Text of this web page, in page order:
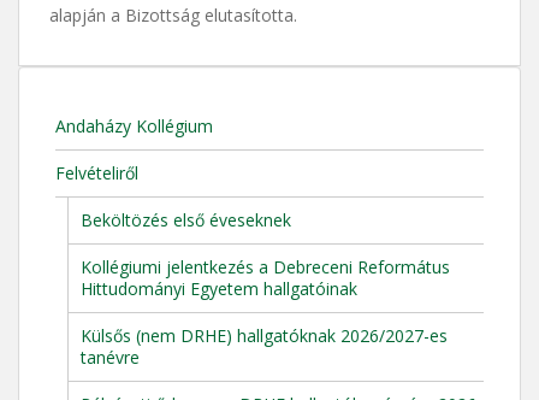
alapján a Bizottság elutasította.
Andaházy Kollégium
Felvételiről
Beköltözés első éveseknek
Kollégiumi jelentkezés a Debreceni Református
Hittudományi Egyetem hallgatóinak
Külsős (nem DRHE) hallgatóknak 2026/2027-es
tanévre